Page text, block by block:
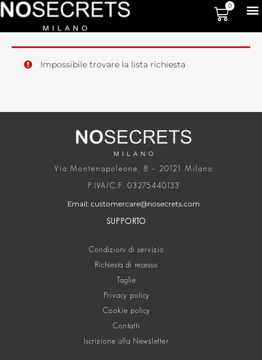
0
Impossibile trovare la lista richiesta
Via Montenapoleone, 8 – 20121 Milano
P.IVA/C.F. 03275440133
Email: customercare@nosecrets.com
SUPPORTO
Condizioni di servizio
Richiesta di recesso
Taglie
Privacy policy
Cookie policy
Contatti
Iscrizione alla Newsletter